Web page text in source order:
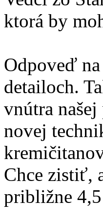
ktorá by
Odpoveď
detailoch.
vnútra
novej
Chce zistiť,
približne